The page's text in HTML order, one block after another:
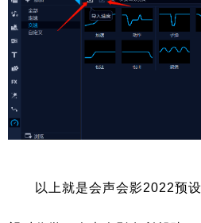
以上就是会声会影2022预